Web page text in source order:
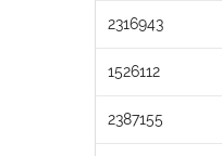
2316943
1526112
2387155